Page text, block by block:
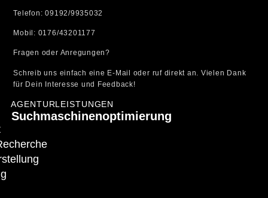
Telefon: 09192/9935032
Mobil: 0176/43201177
Fragen oder Anregungen?
Schreib uns einfach eine E-Mail oder ruf direkt an. Vielen Dank
für Dein Interesse und Feedback!
AGENTURLEISTUNGEN
Suchmaschinenoptimierung